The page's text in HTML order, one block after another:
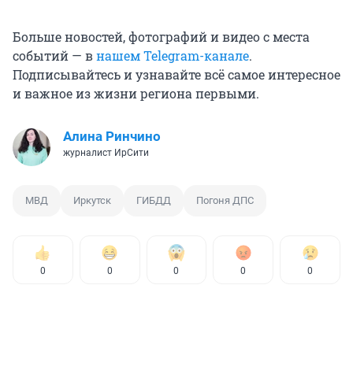
Больше новостей, фотографий и видео с места
событий — внашем Telegram-канале.
Подписывайтесь и узнавайте всё самое интересное
и важное из жизни региона первыми.
Алина Ринчино
журналист ИрСити
МВД Иркутск ГИБДД Погоня ДПС
0 0 0 0 0